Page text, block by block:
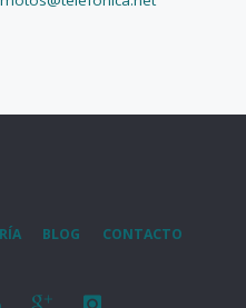
BLOG
CONTACTO